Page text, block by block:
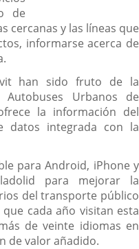
de
cercanas y las líneas que
informarse acerca de
han sido fruto de la
Urbanos de
la información del
datos integrada con la
para Android, iPhone y
para mejorar la
del transporte público
cada año visitan esta
de veinte idiomas en
de valor añadido.